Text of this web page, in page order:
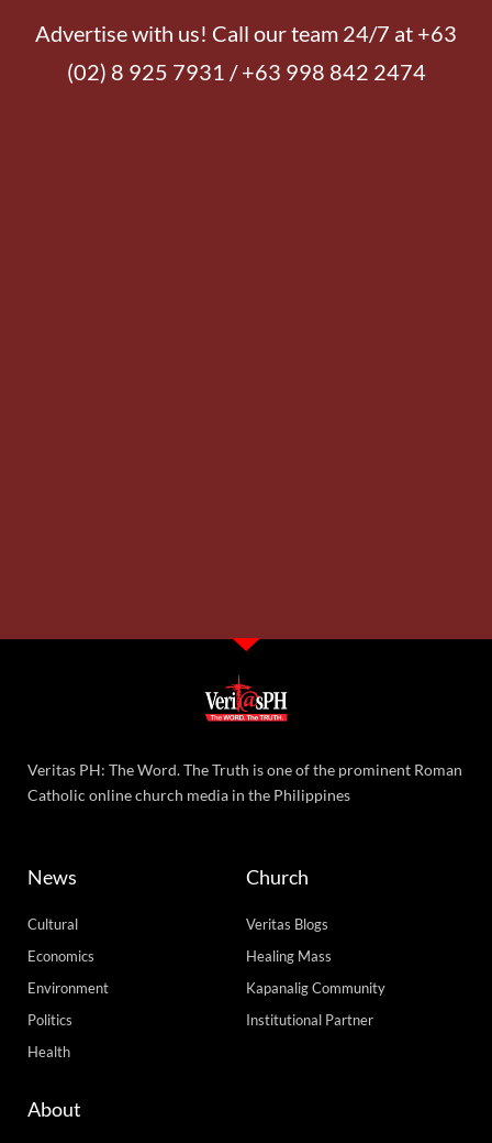
Advertise with us! Call our team 24/7 at +63
(02) 8 925 7931 / +63 998 842 2474
Veritas PH: The Word. The Truth is one of the prominent Roman
Catholic online church media in the Philippines
News
Cultural
Economics
Environment
Politics
Health
Church
Veritas Blogs
Healing Mass
Kapanalig Community
Institutional Partner
About